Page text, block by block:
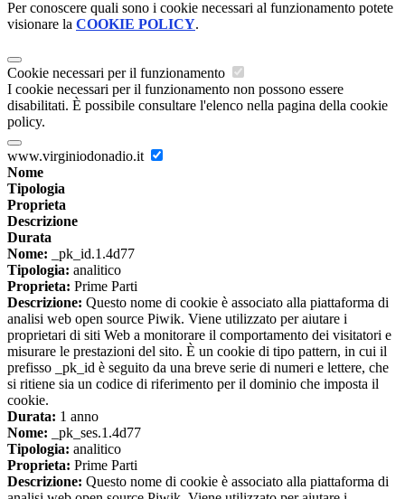
Per conoscere quali sono i cookie necessari al funzionamento potete
visionare la COOKIE POLICY.
Cookie necessari per il funzionamento
I cookie necessari per il funzionamento non possono essere
disabilitati. È possibile consultare l'elenco nella pagina della cookie
policy.
www.virginiodonadio.it
Nome
Tipologia
Proprieta
Descrizione
Durata
Nome: _pk_id.1.4d77
Tipologia: analitico
Proprieta: Prime Parti
Descrizione: Questo nome di cookie è associato alla piattaforma di
analisi web open source Piwik. Viene utilizzato per aiutare i
proprietari di siti Web a monitorare il comportamento dei visitatori e
misurare le prestazioni del sito. È un cookie di tipo pattern, in cui il
prefisso _pk_id è seguito da una breve serie di numeri e lettere, che
si ritiene sia un codice di riferimento per il dominio che imposta il
cookie.
Durata: 1 anno
Nome: _pk_ses.1.4d77
Tipologia: analitico
Proprieta: Prime Parti
Descrizione: Questo nome di cookie è associato alla piattaforma di